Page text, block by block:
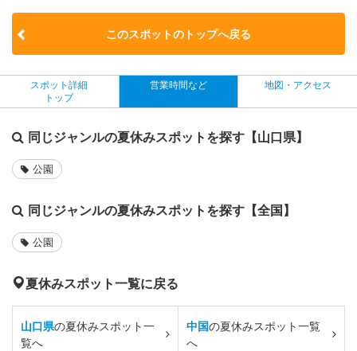
このスポットのトップへ戻る
スポット詳細
トップ
営業時間など 地図・アクセス
同じジャンルの夏休みスポットを探す【山口県】
公園
同じジャンルの夏休みスポットを探す【全国】
公園
夏休みスポット一覧に戻る
山口県の夏休みスポット一
覧へ
中国の夏休みスポット一覧
へ